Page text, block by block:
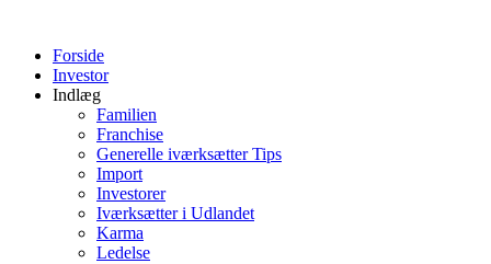
indholdForside
Investor
Indlæg
Familien
Franchise
Generelle iværksætter Tips
Import
Investorer
Iværksætter i Udlandet
Karma
Ledelse